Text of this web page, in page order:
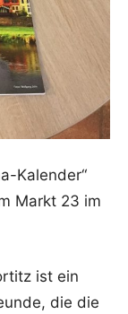
Kalender“
Markt 23 im
ist ein
die die